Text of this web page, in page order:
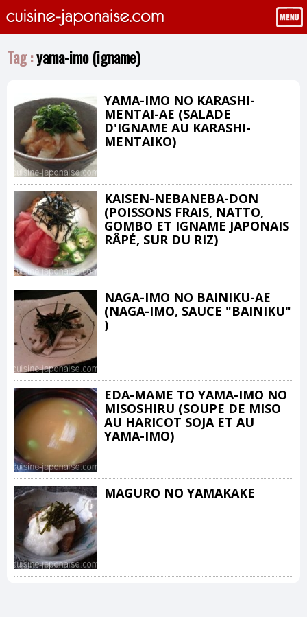
Tag :yama-imo (igname)
YAMA-IMO NO KARASHI-
MENTAI-AE (SALADE
D'IGNAME AU KARASHI-
MENTAIKO)
KAISEN-NEBANEBA-DON
(POISSONS FRAIS, NATTO,
GOMBO ET IGNAME JAPONAIS
RÂPÉ, SUR DU RIZ)
NAGA-IMO NO BAINIKU-AE
(NAGA-IMO, SAUCE "BAINIKU"
)
EDA-MAME TO YAMA-IMO NO
MISOSHIRU (SOUPE DE MISO
AU HARICOT SOJA ET AU
YAMA-IMO)
MAGURO NO YAMAKAKE